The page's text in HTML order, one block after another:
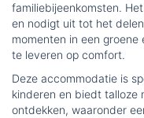
familiebijeenkomsten.
en nodigt uit tot het
momenten in een
te leveren op comfort.
Deze accommodatie is
kinderen en biedt talloze
ontdekken, waaronder